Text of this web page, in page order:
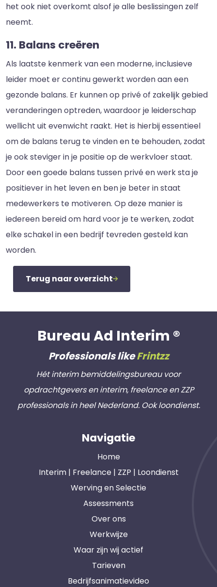
het ook niet overkomt alsof je alle beslissingen zelf
neemt.
11. Balans creëren
Als laatste kenmerk van een moderne, inclusieve
leider moet er continu gewerkt worden aan een
gezonde balans. Er kunnen op privé of zakelijk gebied
veranderingen optreden, waardoor je leiderschap
wellicht uit evenwicht raakt. Het is hierbij essentieel
om de balans terug te vinden en te behouden, zodat
je ook steviger in je positie op de werkvloer staat.
Door een goede balans tussen privé en werk sta je
positiever in het leven en ben je beter in staat
medewerkers te motiveren. Op deze manier is
iedereen bereid om hard voor je te werken, zodat
elke schakel in een bedrijf tevreden gesteld kan
worden.
Terug naar overzicht
Bureau Ad Interim ®
Professionals likeFrintzz
Hét interim bemiddelingsbureau voor
opdrachtgevers en interim, freelance en ZZP
professionals in heel Nederland. Ook loondienst.
Navigatie
Home
Interim | Freelance | ZZP | Loondienst
Werving en Selectie
Assessments
Over ons
Werkwijze
Waar zijn wij actief
Tarieven
Bedrijfsanimatievideo